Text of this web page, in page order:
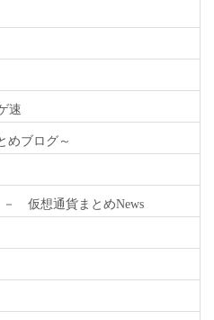
速
ブログ～
仮想通貨まとめNews